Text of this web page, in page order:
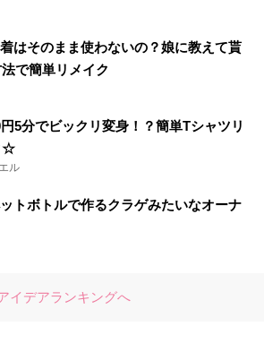
はそのまま使わないの？娘に教えて貰
で簡単リメイク
5分でビックリ変身！？簡単Tシャツリ
☆
ル
トボトルで作るクラゲみたいなオーナ
イデアランキングへ